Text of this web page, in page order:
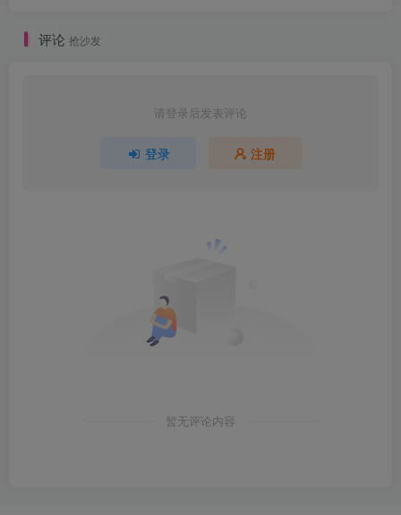
评论 抢沙发
请登录后发表评论
登录 注册
暂无评论内容